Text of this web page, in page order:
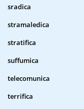
sradica
stramaledica
stratifica
suffumica
telecomunica
terrifica